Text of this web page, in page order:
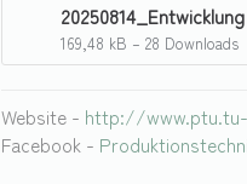
169,48 kB – 28 Downloads
Website - http://
Facebook -